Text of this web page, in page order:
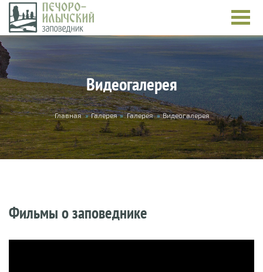
Перейти к основному содержанию
Видеогалерея
Вы здесь
Главная » Галерея » Галерея » Видеогалерея
Фильмы о заповеднике